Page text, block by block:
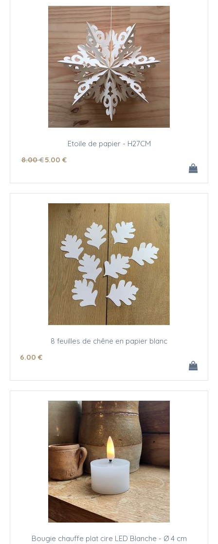
Etoile de papier - H27CM
8.00 €5.00 €
8 feuilles de chêne en papier blanc
6.00 €
Bougie chauffe plat cire LED Blanche - Ø 4 cm